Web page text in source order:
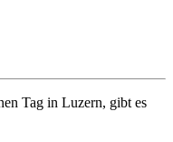
Tag in Luzern, gibt es